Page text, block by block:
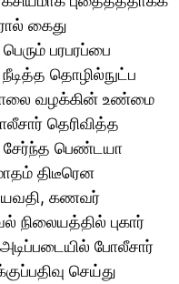
கைது
பரபரப்பை
தொழில்நுட்ப
வழக்கின் உண்மை
தெரிவித்த
சேர்ந்த பெண்டயா
திடீரென
கணவர்
நிலையத்தில் புகார்
போலீசார்
செய்து